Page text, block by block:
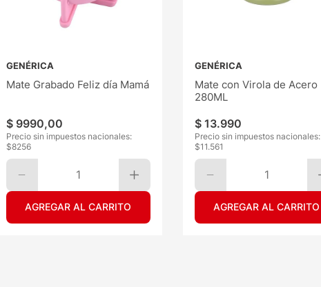
GENÉRICA
Mate Grabado Feliz día Mamá
$ 9990,00
Precio sin impuestos nacionales:
$8256
1
AGREGAR AL CARRITO
GENÉRICA
Mate con Virola de Acero
280ML
$ 13.990
Precio sin impuestos nacionales:
$11.561
1
AGREGAR AL CARRITO